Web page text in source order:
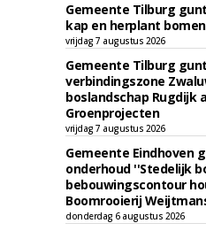
Gemeente Tilburg
kap en herplant bomen
vrijdag 7 augustus 2026
Gemeente Tilburg
verbindingszone
boslandschap Rugdijk
Groenprojecten
vrijdag 7 augustus 2026
Gemeente Eindhoven
onderhoud ''Stedelijk
bebouwingscontour
Boomrooierij
donderdag 6 augustus 2026